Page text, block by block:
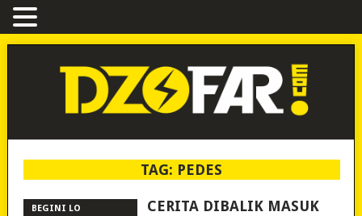
TAG: PEDES
BEGINI LO
CERITA DIBALIK MASUK